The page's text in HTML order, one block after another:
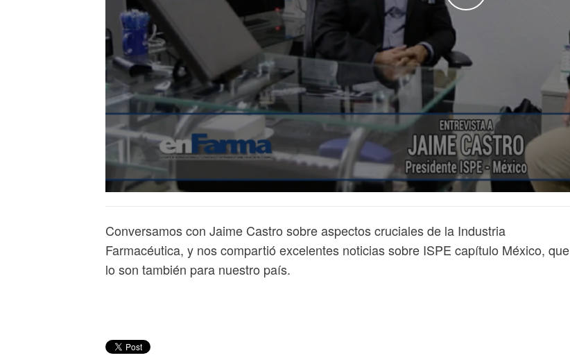
Conversamos con Jaime Castro sobre aspectos cruciales de la Industria
Farmacéutica, y nos compartió excelentes noticias sobre ISPE capítulo México, que
lo son también para nuestro país.